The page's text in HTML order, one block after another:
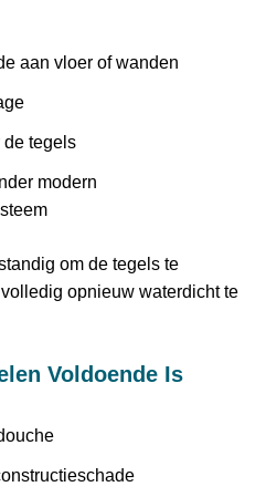
aan vloer of wanden
de tegels
modern
om de tegels te
opnieuw waterdicht te
Voldoende Is